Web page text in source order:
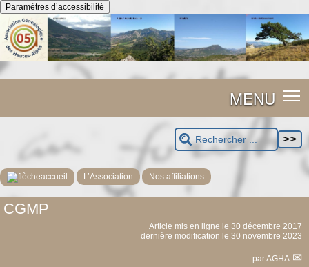
Panneau de gestion des cookies
Paramètres d’accessibilité
MENU
accueil L’Association Nos affiliations
CGMP
Article mis en ligne le 30 décembre 2017
dernière modification le 30 novembre 2023
parAGHA.